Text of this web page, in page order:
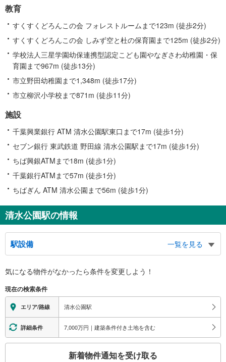
教育
すくすくどろんこの会 フォレストルームまで123m (徒歩2分)
すくすくどろんこの会 しみず空と杜の保育園まで125m (徒歩2分)
学校法人三星学園幼保連携型認定こども園やなぎさわ幼稚園・保
育園まで967m (徒歩13分)
市立野田幼稚園まで1,348m (徒歩17分)
市立柳沢小学校まで871m (徒歩11分)
施設
千葉興業銀行 ATM 清水公園駅東口まで17m (徒歩1分)
セブン銀行 東武鉄道 野田線 清水公園駅まで17m (徒歩1分)
ちば興銀ATMまで18m (徒歩1分)
千葉銀行ATMまで57m (徒歩1分)
ちばぎん ATM 清水公園まで56m (徒歩1分)
清水公園駅の情報
駅設備
一覧を見る
※段差なしでの移動経路
地上⇔改札⇔ホーム：○
エレベータ
・各ホーム⇔改札
・改札⇔東口
・改札⇔西口
トイレ
気になる物件がなかったら条件を変更しよう！
現在の検索条件
エリア/路線 清水公園駅
詳細条件 7,000万円｜建築条件付き土地を含む
新着物件通知を受け取る